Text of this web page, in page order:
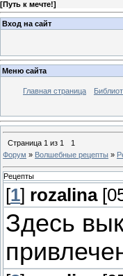
[Путь к мечте!]
Вход на сайт
Меню сайта
Главная страница
Страница 1 из 1
1
Форум » Волшебные рецепты »
Рецепты
[1] rozalina
Здесь